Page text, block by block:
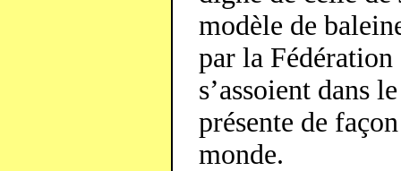
modèle de
par la Fédération
s’assoient dans
présente de
monde.